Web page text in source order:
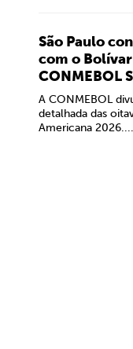
São Paulo
com o
CONMEBOL
A CONMEBOL
detalhada das
Americana 2026....